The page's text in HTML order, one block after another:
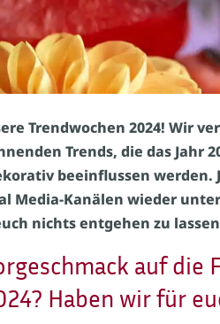
Trendwochen 2024! Wir
Trends, die das Jahr
beeinflussen werden.
Media-Kanälen wieder
nichts entgehen zu
auf die
Haben wir für